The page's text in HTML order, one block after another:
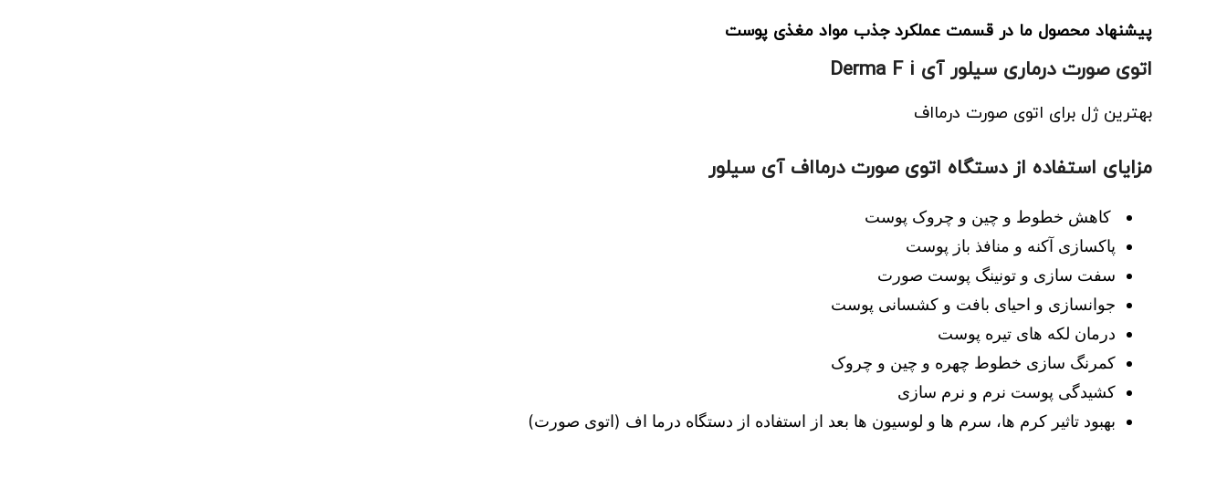
پیشنهاد محصول ما در قسمت عملکرد جذب مواد مغذی پوست
اتوی صورت درماری سیلور آی Derma F i
بهترین ژل برای اتوی صورت درمااف
مزایای استفاده از دستگاه اتوی صورت درمااف آی سیلور
کاهش خطوط و چین و چروک پوست
پاکسازی آکنه و منافذ باز پوست
سفت سازی و تونینگ پوست صورت
جوانسازی و احیای بافت و کشسانی پوست
درمان لکه های تیره پوست
کمرنگ سازی خطوط چهره و چین و چروک
کشیدگی پوست نرم و نرم سازی
بهبود تاثیر کرم ها، سرم ها و لوسیون ها بعد از استفاده از دستگاه درما اف (اتوی صورت)